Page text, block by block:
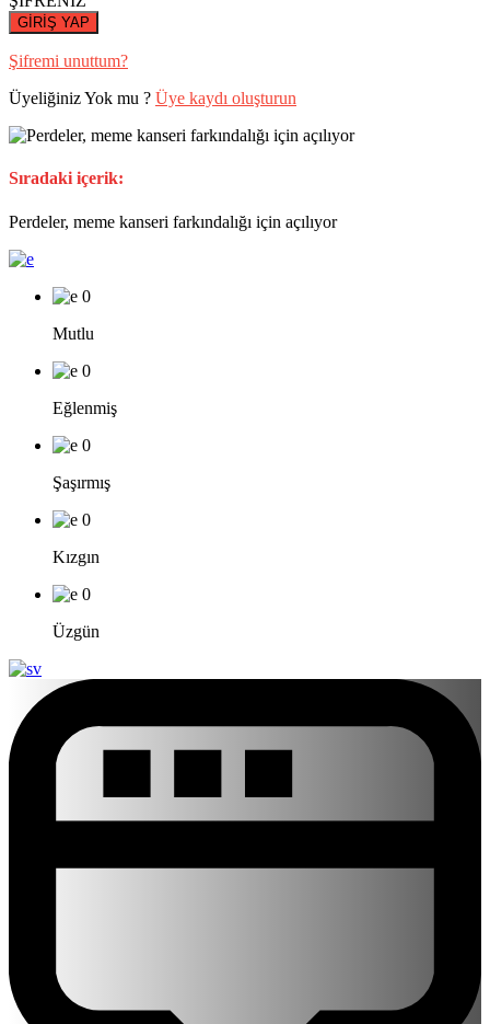
GİRİŞ YAP
Şifremi unuttum?
Üyeliğiniz Yok mu ? Üye kaydı oluşturun
Sıradaki içerik:
Perdeler, meme kanseri farkındalığı için açılıyor
0
Mutlu
0
Eğlenmiş
0
Şaşırmış
0
Kızgın
0
Üzgün